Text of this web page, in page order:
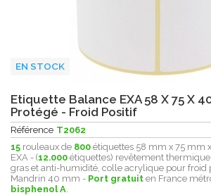
EN STOCK
Etiquette Balance EXA 58 X 75 X
Protégé - Froid Positif
Référence T2062
15 rouleaux de 800 étiquettes 58 mm x 75 mm
EXA - (12.000 étiquettes) revêtement
gras et anti-humidité, colle acrylique pour froid
Mandrin 40 mm - Port gratuit en France
bisphenol A